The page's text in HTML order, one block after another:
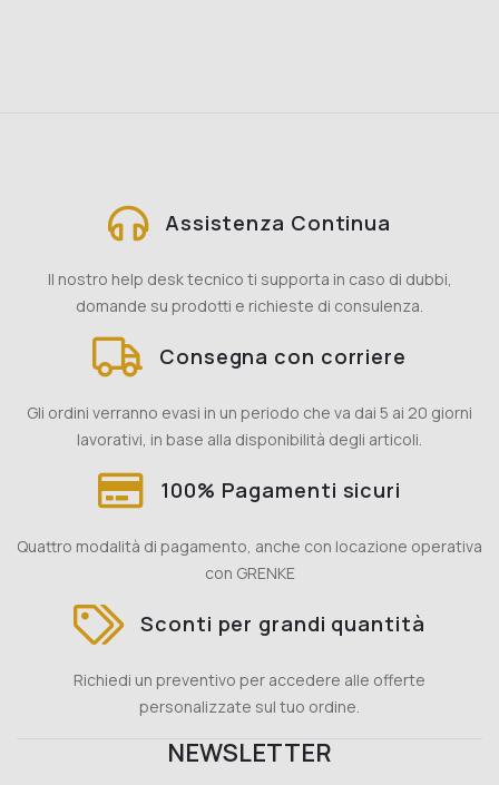
Assistenza Continua
Il nostro help desk tecnico ti supporta in caso di dubbi,
domande su prodotti e richieste di consulenza.
Consegna con corriere
Gli ordini verranno evasi in un periodo che va dai 5 ai 20 giorni
lavorativi, in base alla disponibilità degli articoli.
100% Pagamenti sicuri
Quattro modalità di pagamento, anche con locazione operativa
con GRENKE
Sconti per grandi quantità
Richiedi un preventivo per accedere alle offerte
personalizzate sul tuo ordine.
NEWSLETTER